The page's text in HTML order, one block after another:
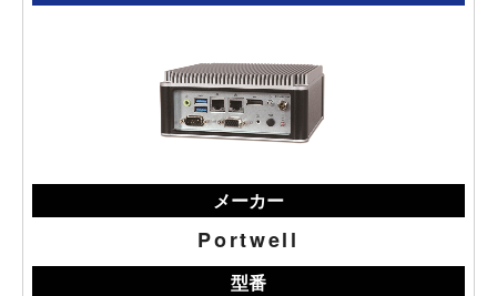
メーカー
Portwell
型番